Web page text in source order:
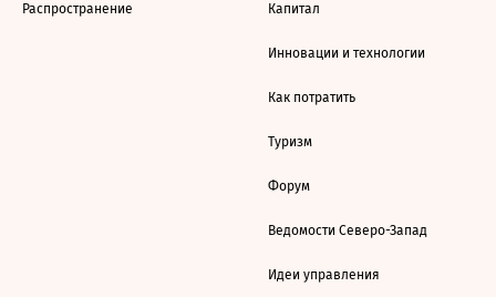
Распространение Капитал
Инновации и технологии
Как потратить
Туризм
Форум
Ведомости Северо-Запад
Идеи управления